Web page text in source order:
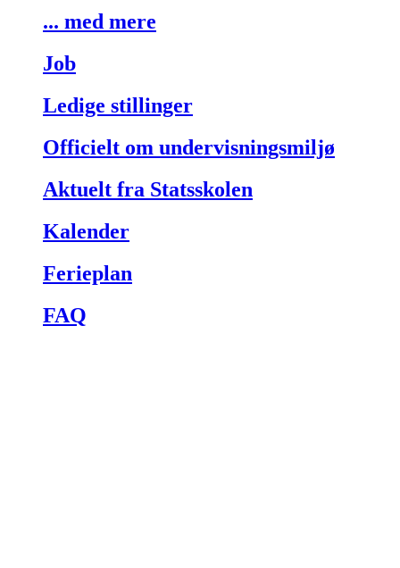
... med mere
Job
Ledige stillinger
Officielt om undervisningsmiljø
Aktuelt fra Statsskolen
Kalender
Ferieplan
FAQ